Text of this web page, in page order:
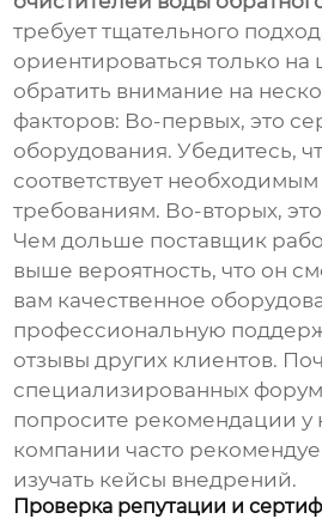
требует тщательного
ориентироваться только на
обратить внимание на
факторов: Во-первых, это
оборудования. Убедитесь,
соответствует
требованиям. Во-вторых,
Чем дольше поставщик
выше вероятность, что он
вам качественное
профессиональную
отзывы других клиентов.
специализированных
попросите рекомендации у
компании часто
изучать кейсы внедрений.
Проверка репутации и